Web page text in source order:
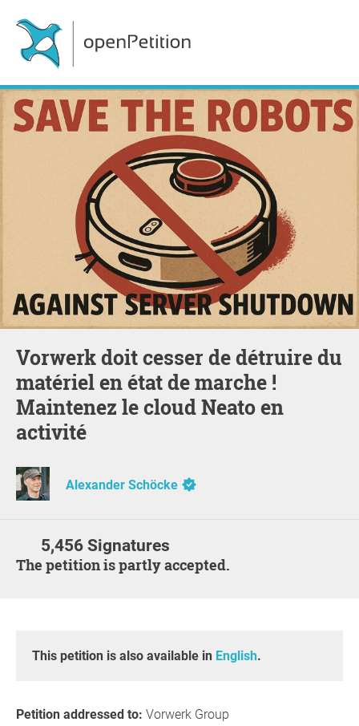
Vorwerk doit cesser de détruire du
matériel en état de marche !
Maintenez le cloud Neato en
activité
Alexander Schöcke
5,456 Signatures
The petition is partly accepted.
This petition is also available in English.
Petition addressed to: Vorwerk Group